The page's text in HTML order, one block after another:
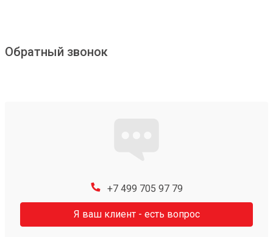
Обратный звонок
+7 499 705 97 79
Я ваш клиент - есть вопрос